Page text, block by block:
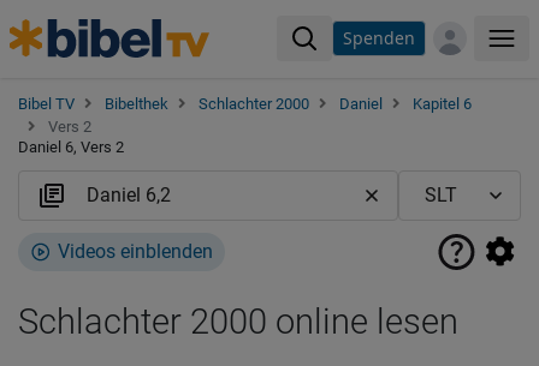
Spenden
Bibel TV Bibelthek Schlachter 2000 Daniel
Kapitel 6
Vers 2
Daniel 6, Vers 2
Videos einblenden
Schlachter 2000 online lesen